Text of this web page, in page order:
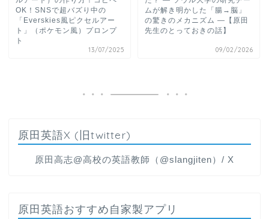
OK！SNSで超バズり中の
「Everskies風ピクセルアー
ト」（ポケモン風）プロンプ
ト
13/07/2025
ムが解き明かした「腸→脳」
の驚きのメカニズム ―【原田
先生のとっておきの話】
09/02/2026
原田英語X (旧twitter)
原田高志@高校の英語教師（@slangjiten）/ X
原田英語おすすめ自家製アプリ